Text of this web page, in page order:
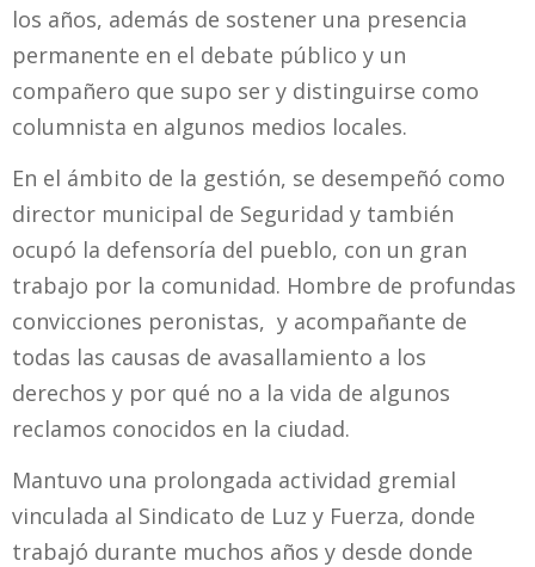
los años, además de sostener una presencia
permanente en el debate público y un
compañero que supo ser y distinguirse como
columnista en algunos medios locales.
En el ámbito de la gestión, se desempeñó como
director municipal de Seguridad y también
ocupó la defensoría del pueblo, con un gran
trabajo por la comunidad. Hombre de profundas
convicciones peronistas, y acompañante de
todas las causas de avasallamiento a los
derechos y por qué no a la vida de algunos
reclamos conocidos en la ciudad.
Mantuvo una prolongada actividad gremial
vinculada al Sindicato de Luz y Fuerza, donde
trabajó durante muchos años y desde donde